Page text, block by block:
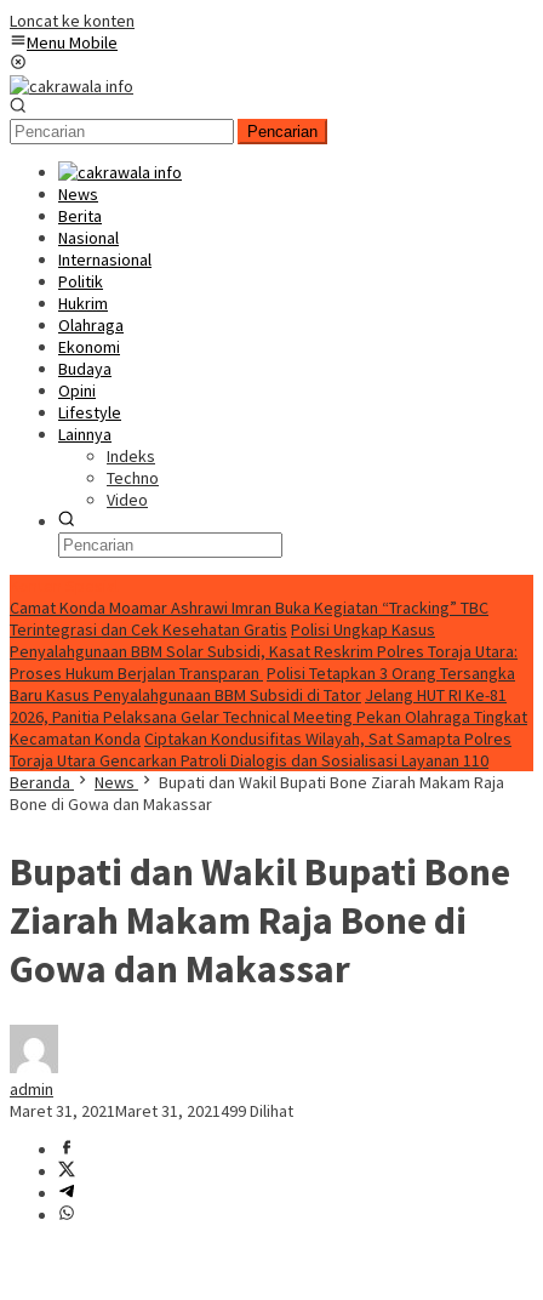
Loncat ke konten
Menu Mobile
Pencarian
News
Berita
Nasional
Internasional
Politik
Hukrim
Olahraga
Ekonomi
Budaya
Opini
Lifestyle
Lainnya
Indeks
Techno
Video
Camat Konda Moamar Ashrawi Imran Buka Kegiatan “Tracking” TBC
Terintegrasi dan Cek Kesehatan Gratis Polisi Ungkap Kasus
Penyalahgunaan BBM Solar Subsidi, Kasat Reskrim Polres Toraja Utara:
Proses Hukum Berjalan Transparan Polisi Tetapkan 3 Orang Tersangka
Baru Kasus Penyalahgunaan BBM Subsidi di Tator Jelang HUT RI Ke-81
2026, Panitia Pelaksana Gelar Technical Meeting Pekan Olahraga Tingkat
Kecamatan Konda Ciptakan Kondusifitas Wilayah, Sat Samapta Polres
Toraja Utara Gencarkan Patroli Dialogis dan Sosialisasi Layanan 110
Beranda
News
Bupati dan Wakil Bupati Bone Ziarah Makam Raja
Bone di Gowa dan Makassar
Bupati dan Wakil Bupati Bone
Ziarah Makam Raja Bone di
Gowa dan Makassar
admin
Maret 31, 2021Maret 31, 2021499 Dilihat